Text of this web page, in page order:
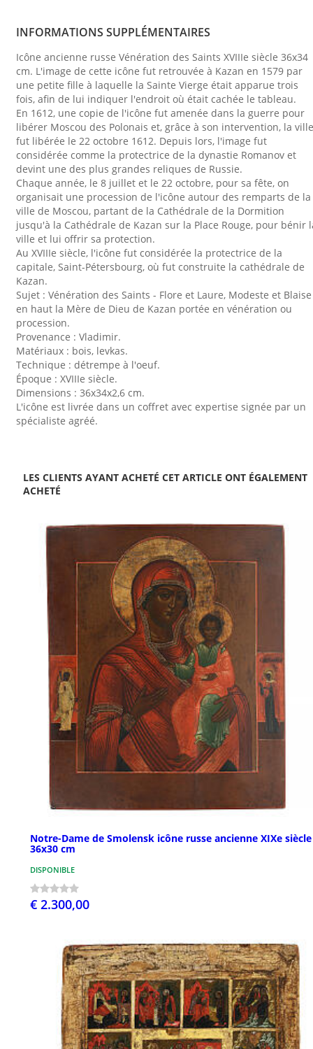
INFORMATIONS SUPPLÉMENTAIRES
Icône ancienne russe Vénération des Saints XVIIIe siècle 36x34
cm. L'image de cette icône fut retrouvée à Kazan en 1579 par
une petite fille à laquelle la Sainte Vierge était apparue trois
fois, afin de lui indiquer l'endroit où était cachée le tableau.
En 1612, une copie de l'icône fut amenée dans la guerre pour
libérer Moscou des Polonais et, grâce à son intervention, la ville
fut libérée le 22 octobre 1612. Depuis lors, l'image fut
considérée comme la protectrice de la dynastie Romanov et
devint une des plus grandes reliques de Russie.
Chaque année, le 8 juillet et le 22 octobre, pour sa fête, on
organisait une procession de l'icône autour des remparts de la
ville de Moscou, partant de la Cathédrale de la Dormition
jusqu'à la Cathédrale de Kazan sur la Place Rouge, pour bénir
ville et lui offrir sa protection.
Au XVIIIe siècle, l'icône fut considérée la protectrice de la
capitale, Saint-Pétersbourg, où fut construite la cathédrale de
Kazan.
Sujet : Vénération des Saints - Flore et Laure, Modeste et
en haut la Mère de Dieu de Kazan portée en vénération ou
procession.
Provenance : Vladimir.
Matériaux : bois, levkas.
Technique : détrempe à l'oeuf.
Époque : XVIIIe siècle.
Dimensions : 36x34x2,6 cm.
L'icône est livrée dans un coffret avec expertise signée par un
spécialiste agréé.
LES CLIENTS AYANT ACHETÉ CET ARTICLE ONT ÉGALEMENT
ACHETÉ
Notre-Dame de Smolensk icône russe ancienne XIXe siècle
36x30 cm
DISPONIBLE
€ 2.300,00